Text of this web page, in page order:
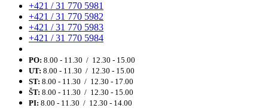
+421 / 31 770 5981
+421 / 31 770 5982
+421 / 31 770 5983
+421 / 31 770 5984
PO: 8.00 - 11.30 / 12.30 - 15.00
UT: 8.00 - 11.30 / 12.30 - 15.00
ST: 8.00 - 11.30 / 12.30 - 17.00
ŠT: 8.00 - 11.30 / 12.30 - 15.00
PI: 8.00 - 11.30 / 12.30 - 14.00